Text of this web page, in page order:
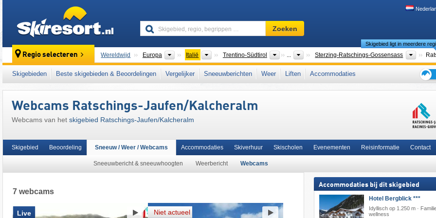
Skigebied,
regio,
…
Zoeken
Regio selecteren Wereldwijd Europa Continenten
Italië LandenTrentino-Südtirol Regio's
... Sterzing-Ratschings-Gossensass
Skigebied ligt in meerdere
Dit skigebied ligt ook in: Südtirol Skiarena Stubaier Alpen Bozen Noordoost-Italië Italiaanse Alpen
centrale deel van de oostelijke Alpen
oostelijk deel van de Alpen
Skigebieden Beste skigebieden & Beoordelingen Vergelijker Sneeuwberichten Weer Liften
Accommodaties
de
Webcams Ratschings-Jaufen/​Kalcheralm
Webcams van het skigebied Ratschings-Jaufen/​Kalcheralm
Skigebied Beoordeling Sneeuw / Weer / Webcams
Sneeuwbericht & sneeuwhoogten Weerbericht Webcams
Accommodaties Skiverhuur Skischolen Evenementen Reisinformatie Contact
7 webcams
Live Niet actueel
Accommodaties bij dit skigebied
Hotel Bergblick ***
Idyllisch op 1.250 m ·
wellness